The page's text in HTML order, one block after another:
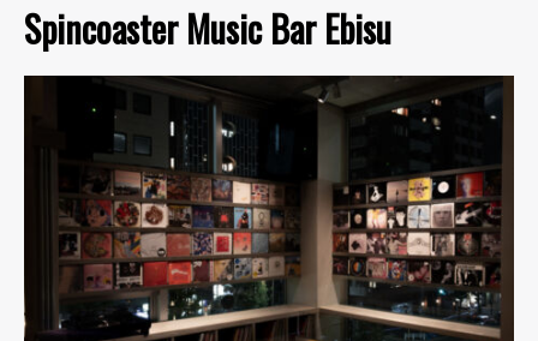
Spincoaster Music Bar Ebisu